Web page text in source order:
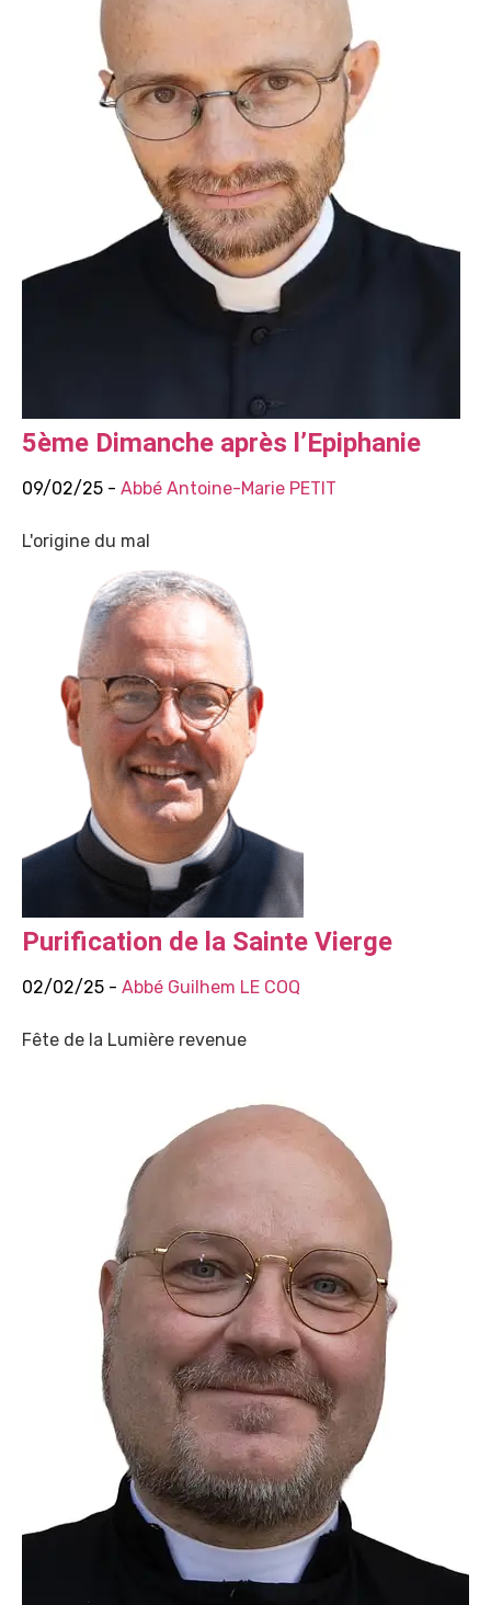
5ème Dimanche après l’Epiphanie
09/02/25 - Abbé Antoine-Marie PETIT
L'origine du mal
Purification de la Sainte Vierge
02/02/25 - Abbé Guilhem LE COQ
Fête de la Lumière revenue